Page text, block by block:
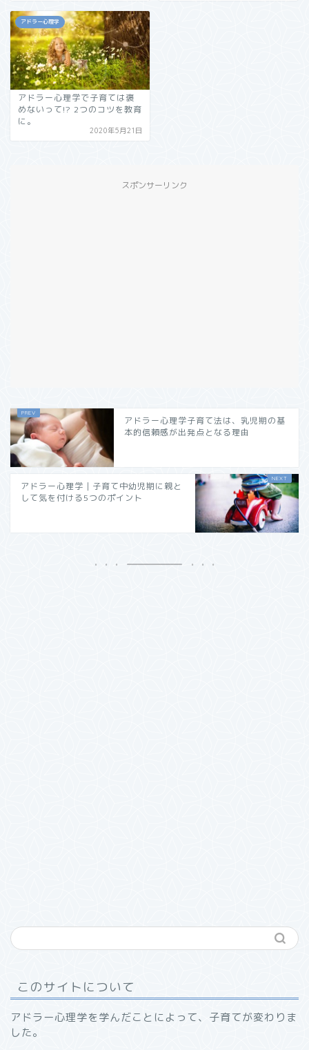
アドラー心理学
アドラー心理学で子育ては褒
めないって!? 2つのコツを教育
に。
2020年5月21日
スポンサーリンク
アドラー心理学子育て法は、乳児期の基
本的信頼感が出発点となる理由
アドラー心理学｜子育て中幼児期に親と
して気を付ける5つのポイント
このサイトについて
アドラー心理学を学んだことによって、子育てが変わりま
した。